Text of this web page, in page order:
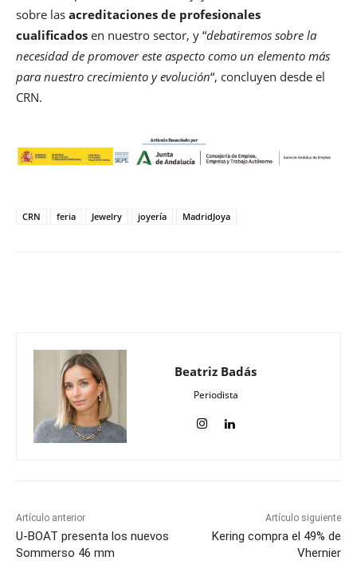
sobre las acreditaciones de profesionales
cualificados en nuestro sector, y “debatiremos sobre la
necesidad de promover este aspecto como un elemento más
para nuestro crecimiento y evolución“, concluyen desde el
CRN.
CRN feria Jewelry joyería MadridJoya
Beatriz Badás
Periodista
Artículo anterior
U-BOAT presenta los nuevos
Sommerso 46 mm
Artículo siguiente
Kering compra el 49% de
Vhernier